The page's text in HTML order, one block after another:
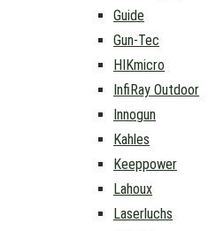
Guide
Gun-Tec
HIKmicro
InfiRay Outdoor
Innogun
Kahles
Keeppower
Lahoux
Laserluchs